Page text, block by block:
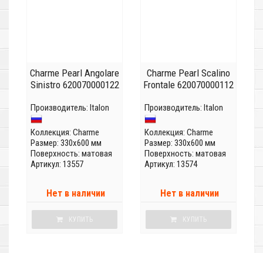
Charme Pearl Angolare
Sinistro 620070000122
Производитель: Italon
Коллекция: Charme
Размер: 330x600 мм
Поверхность: матовая
Артикул: 13557
Нет в наличии
КУПИТЬ
Charme Pearl Scalino
Frontale 620070000112
Производитель: Italon
Коллекция: Charme
Размер: 330x600 мм
Поверхность: матовая
Артикул: 13574
Нет в наличии
КУПИТЬ